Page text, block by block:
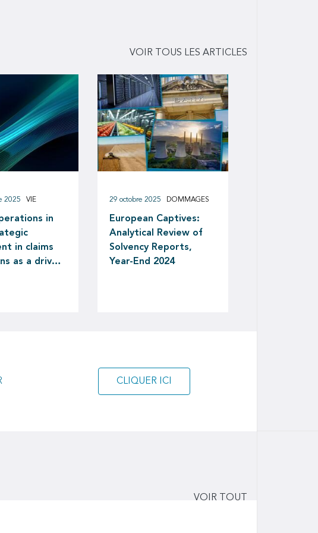
VOIR TOUS LES ARTICLES
in
in claims
as a driver
2025 VIE
European Captives:
Analytical Review of
Solvency Reports,
Year-End 2024
29 octobre 2025 DOMMAGES
CLIQUER ICI
VOIR TOUT